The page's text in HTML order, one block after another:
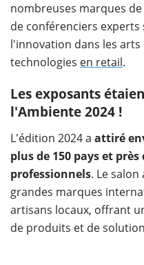
nombreuses marques
de conférenciers
l'innovation dans les arts
technologies en retail​.
Les exposants
l'Ambiente 2024 !
L'édition 2024 a attiré
plus de 150 pays et
professionnels. Le
grandes marques
artisans locaux, offrant
de produits et de